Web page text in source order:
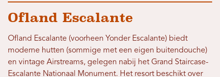
Ofland Escalante
Ofland Escalante (voorheen Yonder Escalante) biedt
moderne hutten (sommige met een eigen buitendouche)
en vintage Airstreams, gelegen nabij het Grand Staircase-
Escalante Nationaal Monument. Het resort beschikt over